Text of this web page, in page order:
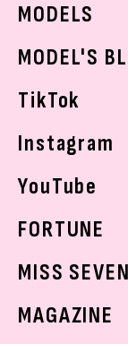
モデルの購入
おでかけ
MODELS
MODEL'S
TikTok
Instagram
YouTube
FORTUNE
MISS
MAGAZINE